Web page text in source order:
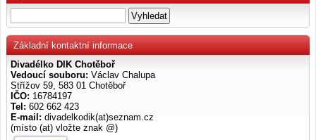
Základní kontaktní informace
Divadélko DIK Chotěboř
Vedoucí souboru: Václav Chalupa
Střížov 59, 583 01 Chotěboř
IČO: 16784197
Tel: 602 662 423
E-mail: divadelkodik(at)seznam.cz
(místo (at) vložte znak @)